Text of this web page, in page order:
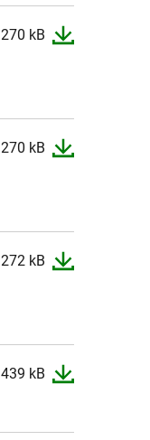
270 kB
270 kB
272 kB
439 kB